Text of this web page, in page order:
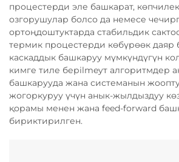
процестерди эле башкарат,
озгорушулар болсо да немесе
ортоңдоштуктарда стабильдик
термик процестерди көбүрөөк даяр
каскаддык башкаруу мүмкүндүгүн
кимге тиле берilmeyт алгоритмдер
башкарууда жана системанын
жогоркуруу үчүн анык-жылдыздуу
қорамы менен жана feed-forward
бириктирилген.